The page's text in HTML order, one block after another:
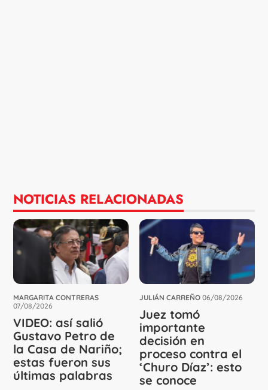
NOTICIAS RELACIONADAS
MARGARITA CONTRERAS
07/08/2026
VIDEO: así salió
Gustavo Petro de
la Casa de Nariño;
estas fueron sus
últimas palabras
JULIÁN CARREÑO 06/08/2026
Juez tomó
importante
decisión en
proceso contra el
‘Churo Díaz’: esto
se conoce